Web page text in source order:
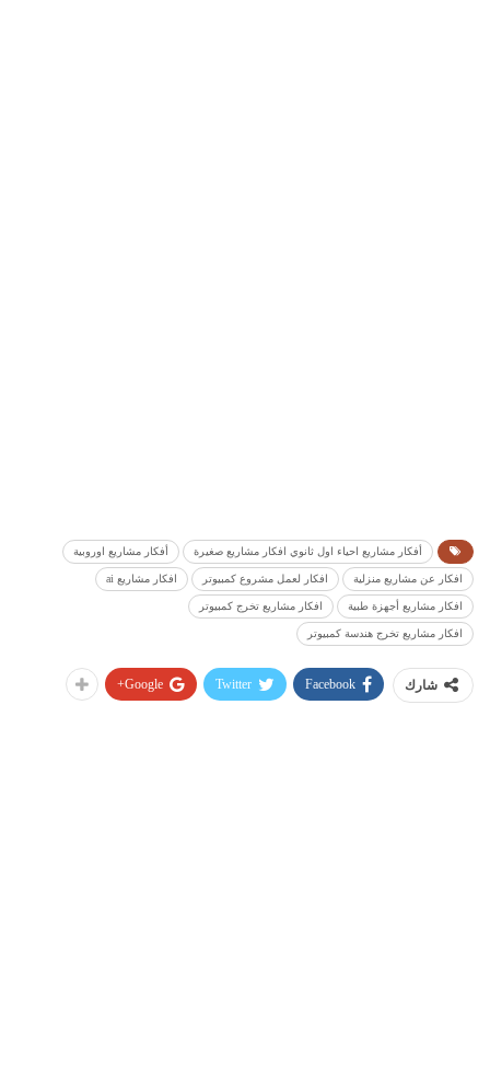
أفكار مشاريع احياء اول ثانوي افكار مشاريع صغيرة أفكار مشاريع اوروبية
افكار عن مشاريع منزلية افكار لعمل مشروع كمبيوتر افكار مشاريع ai
افكار مشاريع أجهزة طبية افكار مشاريع تخرج كمبيوتر
افكار مشاريع تخرج هندسة كمبيوتر
شارك Facebook
Twitter
Google+